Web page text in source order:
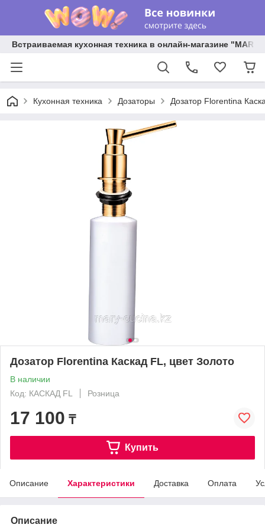
Встраиваемая кухонная техника в онлайн-магазине "MARY
Кухонная техника Дозаторы Дозатор Florentina
Дозатор Florentina Каскад FL, цвет Золото
В наличии
Код: КАСКАД FL
Розница
17 100 ₸
Купить
Описание Характеристики Доставка Оплата
Описание